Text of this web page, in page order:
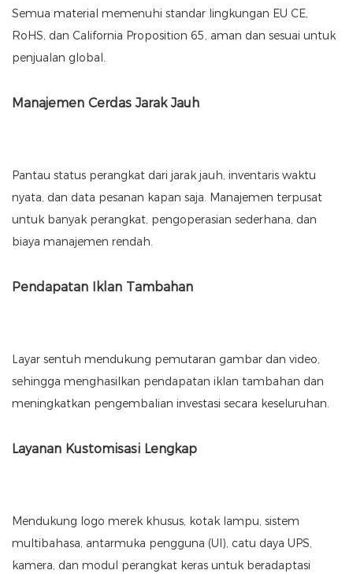
Semua material memenuhi standar lingkungan EU CE,
RoHS, dan California Proposition 65, aman dan sesuai untuk
penjualan global.
Manajemen Cerdas Jarak Jauh
Pantau status perangkat dari jarak jauh, inventaris waktu
nyata, dan data pesanan kapan saja. Manajemen terpusat
untuk banyak perangkat, pengoperasian sederhana, dan
biaya manajemen rendah.
Pendapatan Iklan Tambahan
Layar sentuh mendukung pemutaran gambar dan video,
sehingga menghasilkan pendapatan iklan tambahan dan
meningkatkan pengembalian investasi secara keseluruhan.
Layanan Kustomisasi Lengkap
Mendukung logo merek khusus, kotak lampu, sistem
multibahasa, antarmuka pengguna (UI), catu daya UPS,
kamera, dan modul perangkat keras untuk beradaptasi